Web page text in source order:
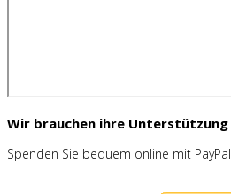
Wir brauchen ihre Unterstützung
Spenden Sie bequem online mit PayPal